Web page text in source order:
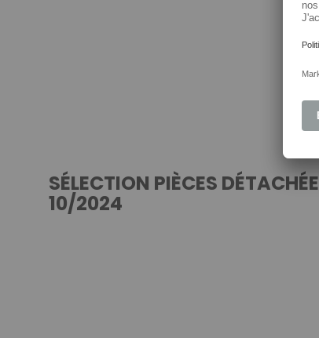
SÉLECTION PIÈCES
10/2024